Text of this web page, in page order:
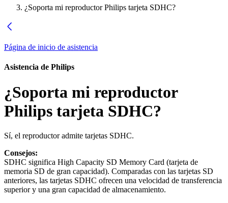
¿Soporta mi reproductor Philips tarjeta SDHC?
Página de inicio de asistencia
Asistencia de Philips
¿Soporta mi reproductor
Philips tarjeta SDHC?
Sí, el reproductor admite tarjetas SDHC.
Consejos:
SDHC significa High Capacity SD Memory Card (tarjeta de
memoria SD de gran capacidad). Comparadas con las tarjetas SD
anteriores, las tarjetas SDHC ofrecen una velocidad de transferencia
superior y una gran capacidad de almacenamiento.